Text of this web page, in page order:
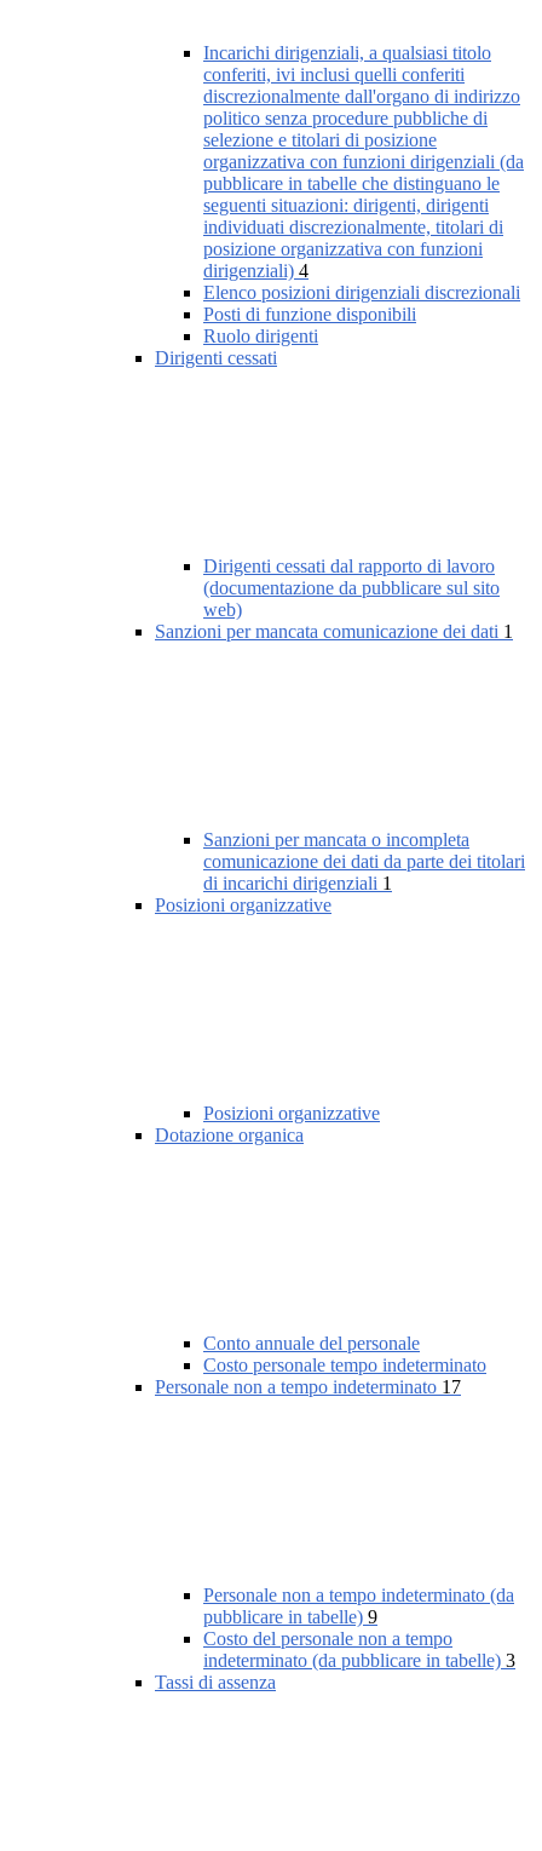
Incarichi dirigenziali, a qualsiasi titolo
conferiti, ivi inclusi quelli conferiti
discrezionalmente dall'organo di indirizzo
politico senza procedure pubbliche di
selezione e titolari di posizione
organizzativa con funzioni dirigenziali (da
pubblicare in tabelle che distinguano le
seguenti situazioni: dirigenti, dirigenti
individuati discrezionalmente, titolari di
posizione organizzativa con funzioni
dirigenziali) 4
Elenco posizioni dirigenziali discrezionali
Posti di funzione disponibili
Ruolo dirigenti
Dirigenti cessati
Dirigenti cessati dal rapporto di lavoro
(documentazione da pubblicare sul sito
web)
Sanzioni per mancata comunicazione dei dati 1
Sanzioni per mancata o incompleta
comunicazione dei dati da parte dei titolari
di incarichi dirigenziali 1
Posizioni organizzative
Posizioni organizzative
Dotazione organica
Conto annuale del personale
Costo personale tempo indeterminato
Personale non a tempo indeterminato 17
Personale non a tempo indeterminato (da
pubblicare in tabelle) 9
Costo del personale non a tempo
indeterminato (da pubblicare in tabelle) 3
Tassi di assenza